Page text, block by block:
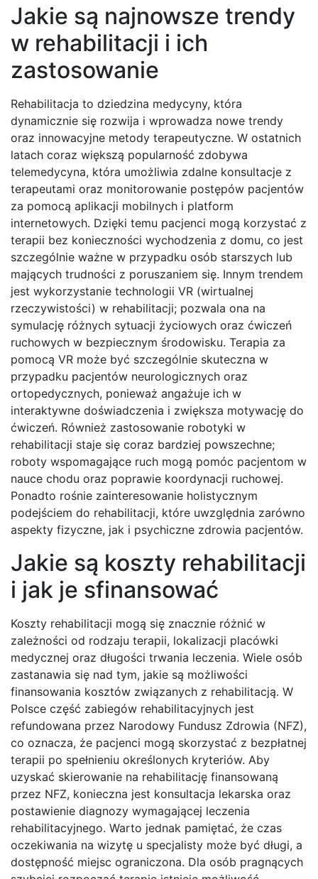
Jakie są najnowsze trendy
w rehabilitacji i ich
zastosowanie
Rehabilitacja to dziedzina medycyny, która
dynamicznie się rozwija i wprowadza nowe trendy
oraz innowacyjne metody terapeutyczne. W ostatnich
latach coraz większą popularność zdobywa
telemedycyna, która umożliwia zdalne konsultacje z
terapeutami oraz monitorowanie postępów pacjentów
za pomocą aplikacji mobilnych i platform
internetowych. Dzięki temu pacjenci mogą korzystać z
terapii bez konieczności wychodzenia z domu, co jest
szczególnie ważne w przypadku osób starszych lub
mających trudności z poruszaniem się. Innym trendem
jest wykorzystanie technologii VR (wirtualnej
rzeczywistości) w rehabilitacji; pozwala ona na
symulację różnych sytuacji życiowych oraz ćwiczeń
ruchowych w bezpiecznym środowisku. Terapia za
pomocą VR może być szczególnie skuteczna w
przypadku pacjentów neurologicznych oraz
ortopedycznych, ponieważ angażuje ich w
interaktywne doświadczenia i zwiększa motywację do
ćwiczeń. Również zastosowanie robotyki w
rehabilitacji staje się coraz bardziej powszechne;
roboty wspomagające ruch mogą pomóc pacjentom w
nauce chodu oraz poprawie koordynacji ruchowej.
Ponadto rośnie zainteresowanie holistycznym
podejściem do rehabilitacji, które uwzględnia zarówno
aspekty fizyczne, jak i psychiczne zdrowia pacjentów.
Jakie są koszty rehabilitacji
i jak je sfinansować
Koszty rehabilitacji mogą się znacznie różnić w
zależności od rodzaju terapii, lokalizacji placówki
medycznej oraz długości trwania leczenia. Wiele osób
zastanawia się nad tym, jakie są możliwości
finansowania kosztów związanych z rehabilitacją. W
Polsce część zabiegów rehabilitacyjnych jest
refundowana przez Narodowy Fundusz Zdrowia (NFZ),
co oznacza, że pacjenci mogą skorzystać z bezpłatnej
terapii po spełnieniu określonych kryteriów. Aby
uzyskać skierowanie na rehabilitację finansowaną
przez NFZ, konieczna jest konsultacja lekarska oraz
postawienie diagnozy wymagającej leczenia
rehabilitacyjnego. Warto jednak pamiętać, że czas
oczekiwania na wizytę u specjalisty może być długi, a
dostępność miejsc ograniczona. Dla osób pragnących